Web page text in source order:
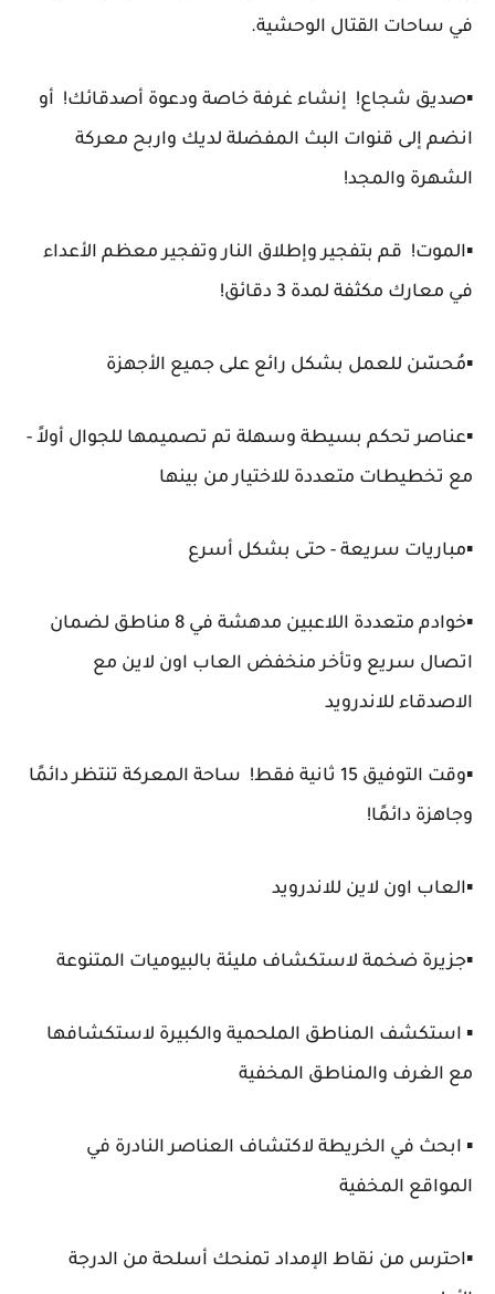
في ساحات القتال الوحشية.
▪️صديق شجاع! إنشاء غرفة خاصة ودعوة أصدقائك! أو
انضم إلى قنوات البث المفضلة لديك واربح معركة
الشهرة والمجد!
▪️الموت! قم بتفجير وإطلاق النار وتفجير معظم الأعداء
في معارك مكثفة لمدة 3 دقائق!
▪️مُحسّن للعمل بشكل رائع على جميع الأجهزة
▪️عناصر تحكم بسيطة وسهلة تم تصميمها للجوال أولاً -
مع تخطيطات متعددة للاختيار من بينها
▪️مباريات سريعة - حتى بشكل أسرع
▪️خوادم متعددة اللاعبين مدهشة في 8 مناطق لضمان
اتصال سريع وتأخر منخفض العاب اون لاين مع
الاصدقاء للاندرويد
▪️وقت التوفيق 15 ثانية فقط! ساحة المعركة تنتظر دائمًا
وجاهزة دائمًا!
▪️العاب اون لاين للاندرويد
▪️جزيرة ضخمة لاستكشاف مليئة بالبيوميات المتنوعة
▪️ استكشف المناطق الملحمية والكبيرة لاستكشافها
مع الغرف والمناطق المخفية
▪️ ابحث في الخريطة لاكتشاف العناصر النادرة في
المواقع المخفية
▪️احترس من نقاط الإمداد تمنحك أسلحة من الدرجة